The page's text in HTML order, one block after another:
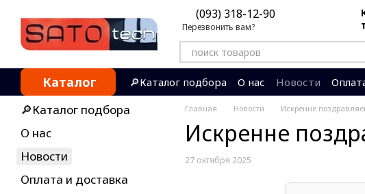
(093) 318-12-90
Перезвонить вам?
Каталог 🔎Каталог подбора О нас Новости
Контактная информация
Отзывы
Главная Новости Искренне
Искренне
27 октября 2025
🔎Каталог подбора
О нас
Новости
Оплата и доставка